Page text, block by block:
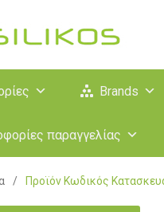
Brands
παραγγελίας
/ Προϊόν Κωδικός